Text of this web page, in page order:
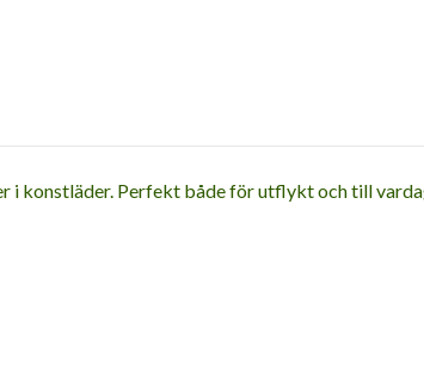
i konstläder. Perfekt både för utflykt och till